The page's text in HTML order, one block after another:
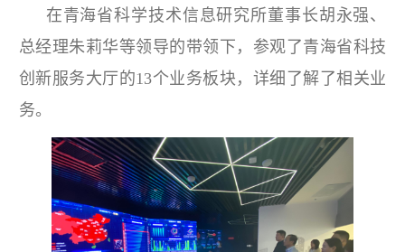
在青海省科学技术信息研究所董事长胡永强、
总经理朱莉华等领导的带领下，参观了青海省科技
创新服务大厅的13个业务板块，详细了解了相关业
务。